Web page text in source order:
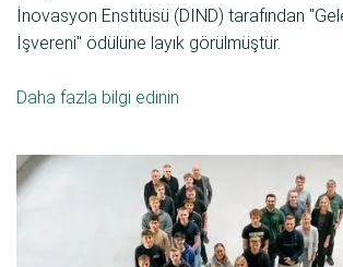
İnovasyon Enstitüsü (DIND) tarafından
İşvereni" ödülüne layık görülmüştür.
Daha fazla bilgi edinin